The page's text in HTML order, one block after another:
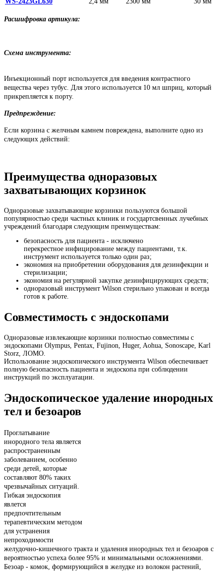
Расшифровка артикула:
Схема инструмента:
Инъекционный порт используется для введения контрастного
вещества через тубус. Для этого используется 10 мл шприц, который
прикрепляется к порту.
Предпреждение:
Если корзина с желчным камнем повреждена, выполните одно из
следующих действий:
Преимущества одноразовых
захватывающих корзинок
Одноразовые захватывающие корзинки пользуются большой
популярностью среди частных клиник и государтсвенных лучебных
учреждений благодаря следующим преимуществам:
безопасность для пациента - исключено
перекрестное инфицирование между пациентами, т.к.
инструмент используется только один раз;
экономия на приобретении оборудования для дезинфекции и
стерилизации;
экономия на регулярной закупке дезинфицирующих средств;
одноразовый инструмент Wilson стерильно упакован и всегда
готов к работе.
Совместимость с эндоскопами
Одноразовые извлекающие корзинки полностью совместимы с
эндоскопами Olympus, Pentax, Fujinon, Huger, Aohua, Sonoscape, Karl
Storz, ЛОМО.
Использование эндоскопического инструмента Wilson обеспечивает
полную безопасность пациента и эндоскопа при соблюдении
инструкций по эксплуатации.
Эндоскопическое удаление инородных
тел и безоаров
Проглатывание
инородного тела является
распространенным
заболеванием, особенно
среди детей, которые
составляют 80% таких
чрезвычайных ситуаций.
Гибкая эндоскопия
явлется
предпочтительным
терапевтическим методом
для устранения
непроходимости
желудочно-кишечного тракта и удаления инородных тел и безоаров с
вероятностью успеха более 95% и минимальными осложнениями.
Безоар - комок, формирующийся в желудке из волокон растений,